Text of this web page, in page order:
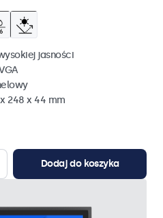
jasności
248 x 44 mm
Dodaj do koszyka